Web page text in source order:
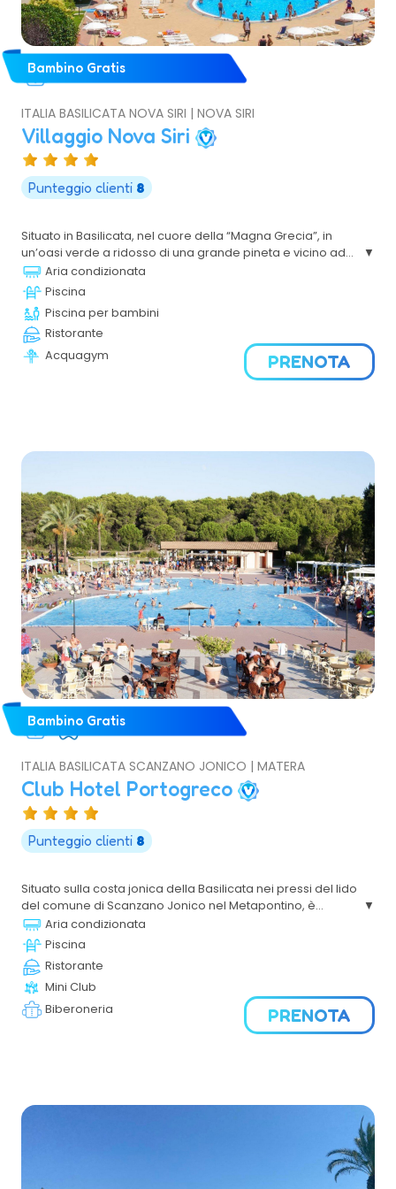
Bambino Gratis
ITALIA BASILICATA NOVA SIRI | NOVA SIRI
Villaggio Nova Siri
Punteggio clienti 8
Situato in Basilicata, nel cuore della “Magna Grecia”, in
un’oasi verde a ridosso di una grande pineta e vicino ad
altri insediamenti turistici è particolarmente adatto a
famiglie con bambini, coppie e gruppi di amici.
Aria condizionata
Piscina
Piscina per bambini
Ristorante
Acquagym
PRENOTA
Bambino Gratis
ITALIA BASILICATA SCANZANO JONICO | MATERA
Club Hotel Portogreco
Punteggio clienti 8
Situato sulla costa jonica della Basilicata nei pressi del lido
del comune di Scanzano Jonico nel Metapontino, è
incorniciato da una rigogliosa pineta (oasi WWF), una
verde passeggiata tra la struttura e la bellissima spiaggia
di sabbia fine.
Aria condizionata
Piscina
Ristorante
Mini Club
Biberoneria
PRENOTA